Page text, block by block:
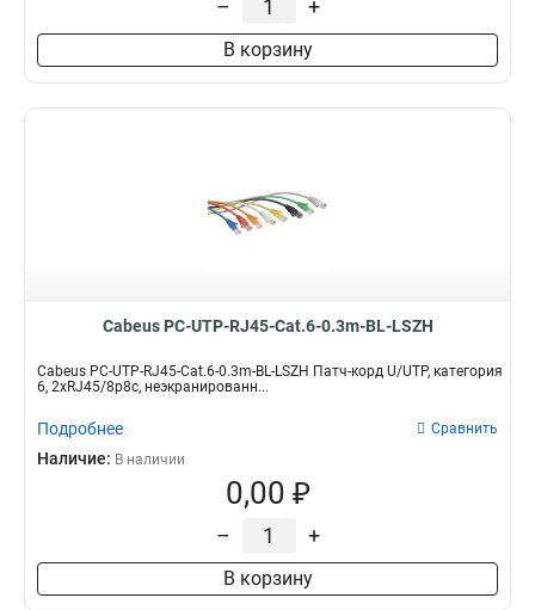
– +
В корзину
Cabeus PC-UTP-RJ45-Cat.6-0.3m-BL-LSZH
Cabeus PC-UTP-RJ45-Cat.6-0.3m-BL-LSZH Патч-корд U/UTP, категория
6, 2xRJ45/8p8c, неэкранированн...
Подробнее Сравнить
Наличие: В наличии
0,00 ₽
– +
В корзину